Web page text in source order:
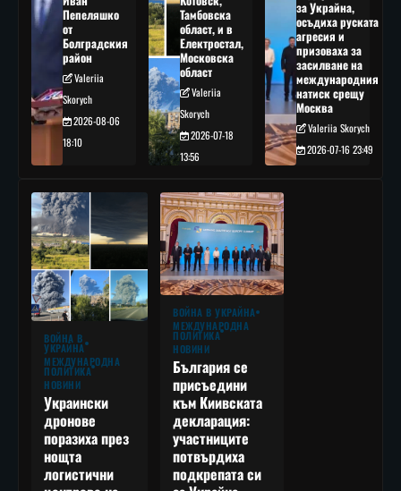
Пепеляшко
от
Болградския
район
Valeriia
Skorych
2026-08-06
18:10
Тамбовска
област, и в
Електростал,
Московска
област
Valeriia
Skorych
2026-07-18
13:56
за Украйна,
осъдиха руската
агресия и
призоваха за
засилване на
международния
натиск срещу
Москва
Valeriia Skorych
2026-07-16 23:49
ВОЙНА В
УКРАЙНА
МЕЖДУНАРОДНА
ПОЛИТИКА
НОВИНИ
Украински
дронове
поразиха през
нощта
логистични
ВОЙНА В УКРАЙНА
МЕЖДУНАРОДНА
ПОЛИТИКА
НОВИНИ
България се
присъедини
към Киивската
декларация:
участниците
потвърдиха
подкрепата си